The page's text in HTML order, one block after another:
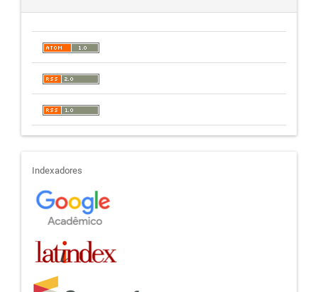
indexadores
Indexadores